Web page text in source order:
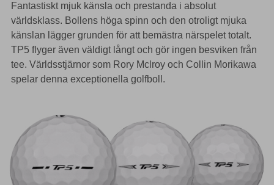
Fantastiskt mjuk känsla och prestanda i absolut
världsklass. Bollens höga spinn och den otroligt mjuka
känslan lägger grunden för att bemästra närspelet totalt.
TP5 flyger även väldigt långt och gör ingen besviken från
tee. Världsstjärnor som Rory Mclroy och Collin Morikawa
spelar denna exceptionella golfboll.